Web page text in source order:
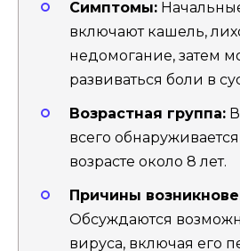
Симптомы:
включают кашель,
недомогание, затем
развиваться боли в
Возрастная группа:
всего
возрасте около 8 лет.
Причины
Обсуждаются
вируса, включая его